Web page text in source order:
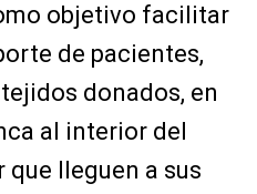
objetivo facilitar
de pacientes,
donados, en
al interior del
que lleguen a sus